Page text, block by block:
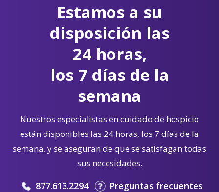
Estamos a su
disposición las
24 horas,
los 7 días de la
semana
Nuestros especialistas en cuidado de hospicio
están disponibles las 24 horas, los 7 días de la
semana, y se aseguran de que se satisfagan todas
sus necesidades.
877.613.2294 Preguntas frecuentes